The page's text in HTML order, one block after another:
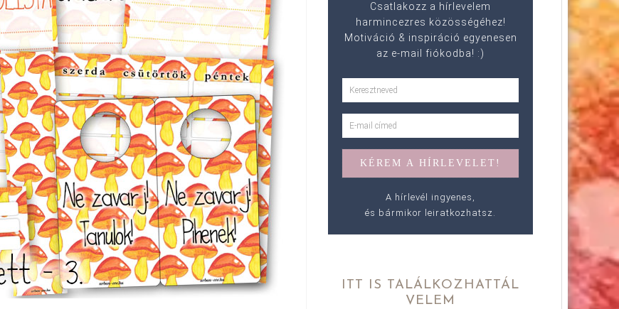
Csatlakozz a hírlevelem
harmincezres közösségéhez!
Motiváció & inspiráció egyenesen
az e-mail fiókodba! :)
A hírlevél ingyenes,
és bármikor leiratkozhatsz.
ITT IS TALÁLKOZHATTÁL
VELEM